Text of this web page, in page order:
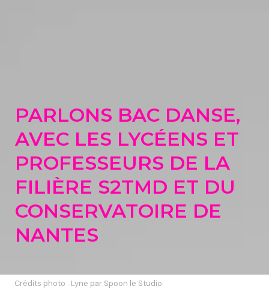
PARLONS BAC DANSE,
AVEC LES LYCÉENS ET
PROFESSEURS DE LA
FILIÈRE S2TMD ET DU
CONSERVATOIRE DE
NANTES
Crédits photo : Lyne par Spoon le Studio